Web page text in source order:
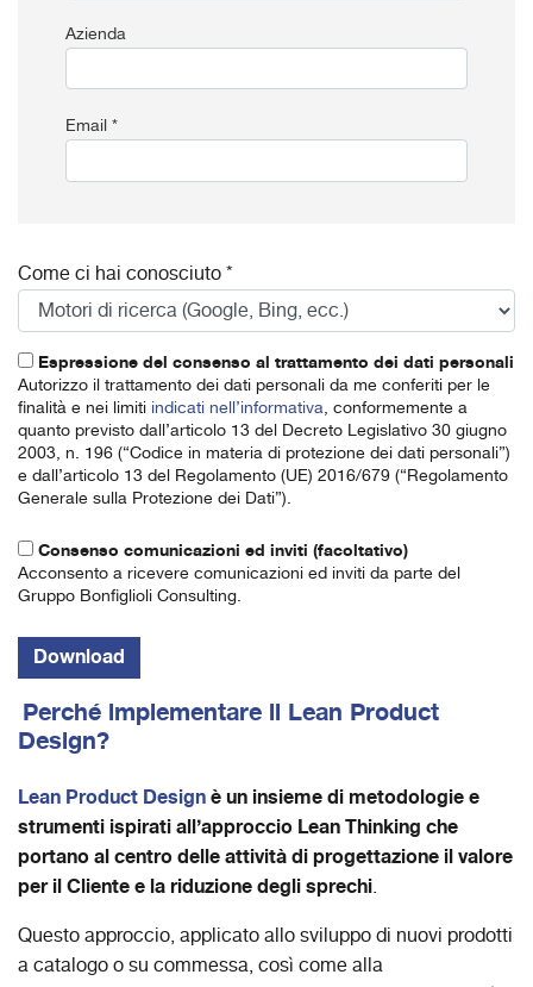
Azienda
Email *
Come ci hai conosciuto *
Espressione del consenso al trattamento dei dati personali
Autorizzo il trattamento dei dati personali da me conferiti per le
finalità e nei limiti indicati nell’informativa, conformemente a
quanto previsto dall’articolo 13 del Decreto Legislativo 30 giugno
2003, n. 196 (“Codice in materia di protezione dei dati personali”)
e dall’articolo 13 del Regolamento (UE) 2016/679 (“Regolamento
Generale sulla Protezione dei Dati”).
Consenso comunicazioni ed inviti (facoltativo)
Acconsento a ricevere comunicazioni ed inviti da parte del
Gruppo Bonfiglioli Consulting.
Perché implementare il Lean Product
Design?
Lean Product Designè un insieme di metodologie e
strumenti ispirati all’approccio Lean Thinking che
portano al centro delle attività di progettazione il valore
per il Cliente e lariduzione degli sprechi.
Questo approccio, applicato allo sviluppo di nuovi prodotti
a catalogo o su commessa, così come alla